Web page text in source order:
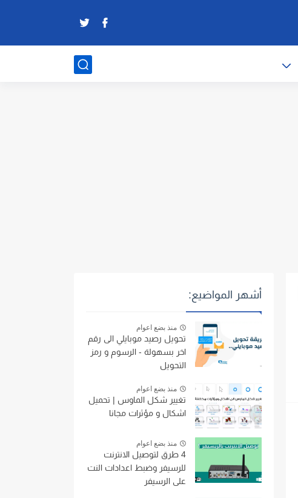
أشهر المواضيع:
منذ بضع اعوام
تحويل رصيد موبايلي الى رقم
اخر بسهولة - الرسوم و رمز
التحويل
منذ بضع اعوام
تغيير شكل الماوس | تحميل
اشكال و مؤثرات مجانا
منذ بضع اعوام
4 طرق لتوصيل الانترنت
للرسيفر وضبط اعدادات النت
على الرسيفر